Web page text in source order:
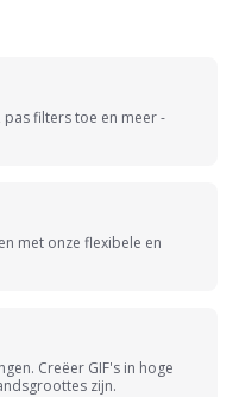
filters toe en meer -
met onze flexibele en
Creëer GIF's in hoge
zijn.